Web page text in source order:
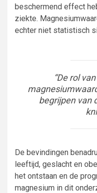
beschermend effect
ziekte.
echter niet statistisch
“De rol
begrijpen van
De bevindingen
leeftijd, geslacht en
het ontstaan en de
magnesium in dit